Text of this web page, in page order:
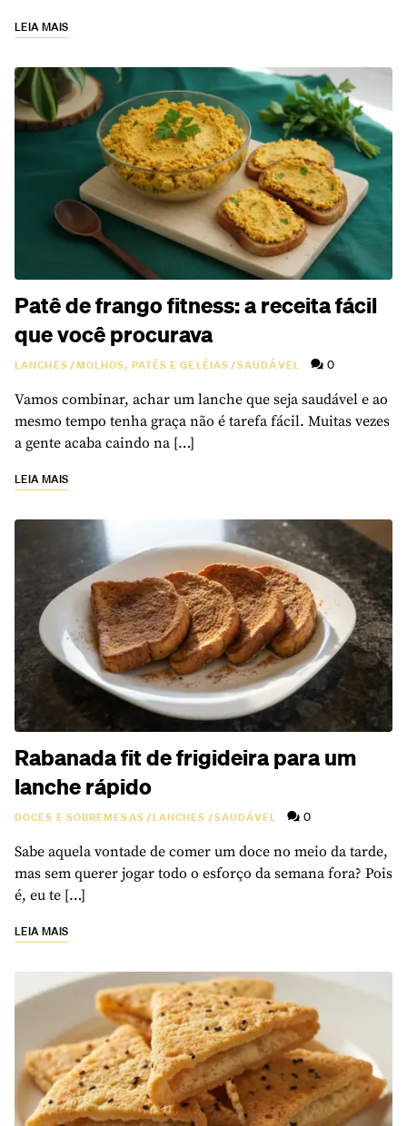
LEIA MAIS
Patê de frango fitness: a receita fácil
que você procurava
LANCHES/MOLHOS, PATÊS E GELÉIAS/SAUDÁVEL 0
Vamos combinar, achar um lanche que seja saudável e ao
mesmo tempo tenha graça não é tarefa fácil. Muitas vezes
a gente acaba caindo na […]
LEIA MAIS
Rabanada fit de frigideira para um
lanche rápido
DOCES E SOBREMESAS/LANCHES /SAUDÁVEL 0
Sabe aquela vontade de comer um doce no meio da tarde,
mas sem querer jogar todo o esforço da semana fora? Pois
é, eu te […]
LEIA MAIS